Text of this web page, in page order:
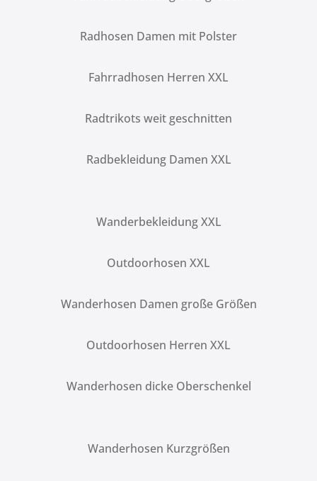
Radhosen Damen mit Polster
Fahrradhosen Herren XXL
Radtrikots weit geschnitten
Radbekleidung Damen XXL
Wanderbekleidung XXL
Outdoorhosen XXL
Wanderhosen Damen große Größen
Outdoorhosen Herren XXL
Wanderhosen dicke Oberschenkel
Wanderhosen Kurzgrößen